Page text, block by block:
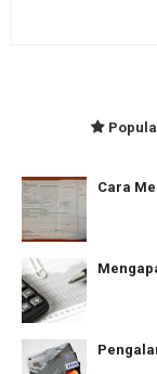
Cara